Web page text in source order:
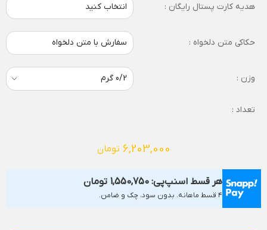
هدیه کارت پستال رایگان : انتخاب کنید
حکاکی متن دلخواه : سفارش با متن دلخواه
وزن :
تعداد :
6,203,000 تومان
هر قسط اسنپ‌پی: 1,550,750 تومان
۴ قسط ماهانه. بدون سود، چک و ضامن.